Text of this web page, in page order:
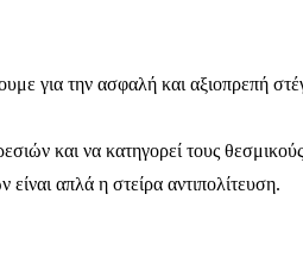
για την ασφαλή και αξιοπρεπή
και να κατηγορεί τους θεσμικούς
απλά η στείρα αντιπολίτευση.